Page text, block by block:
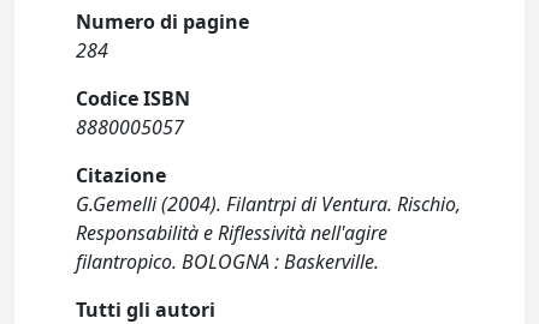
Numero di pagine
284
Codice ISBN
8880005057
Citazione
G.Gemelli (2004). Filantrpi di Ventura. Rischio,
Responsabilità e Riflessività nell'agire
filantropico. BOLOGNA : Baskerville.
Tutti gli autori